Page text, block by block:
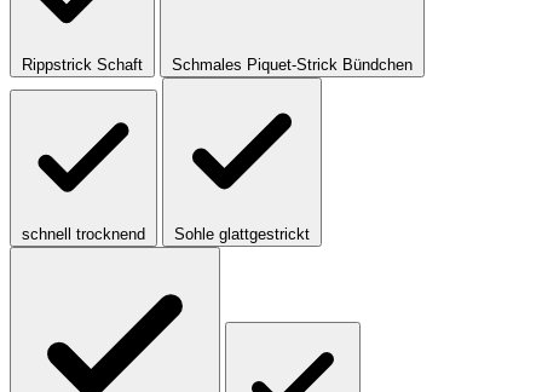
Rippstrick Schaft Schmales Piquet-Strick Bündchen
schnell trocknend Sohle glattgestrickt